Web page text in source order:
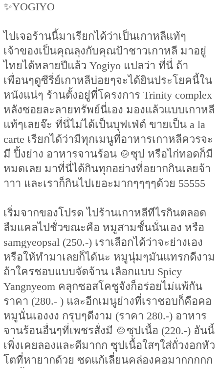
✨YOGIYO
ไปเจอร้านนี้มาเรียกได้ว่าเป็นเกาหลีแท้ๆ
เจ้าของเป็นคุณลุงกับคุณป้าชาวเกาหลี มาอยู่
ไทยได้หลายปีแล้ว Yogiyo แปลว่า ที่นี่ ถ้า
เพื่อนๆดูซีรี่ย์เกาหลีบ่อยๆจะได้ยินประโยคนี้ใน
หนังแน่ๆ ร้านตั้งอยู่ที่โครงการ Trinity complex
หลังซอยละลายทรัพย์นี่เอง มองแล้วแบบเกาหลี
แท้ๆเลยจ๊ะ ที่นี่ไม่ได้เป็นบุฟเฟ่ต์ ขายเป็น a la
carte เรียกได้ว่ามีทุกเมนูที่อาหารเกาหลีควรจะ
มี ปิ้งย่าง อาหารจานร้อน 🍲ซุป หรือไก่ทอดก็มี
หมดเลย มาที่นี่ได้กินทุกอย่างที่อยากกินเลยจ้า
าาา และเราก็กินไปเยอะมากๆๆๆๆด้วย 55555
เริ่มจากของโปรด ไปร้านเกาหลีทีไรกินตลอด
ลืมแคลไปชั่วขณะคือ หมูสามชั้นนั่นเอง หรือ
samgyeopsal (250.-) เราเลือกได้ว่าจะย่างเอง
หรือให้ทำมาเลยก็ได้นะ หมูนุ่มๆมันแทรกดีงาม
ถ้าใครชอบแบบจัดจ้าน เลือกแบบ Spicy
Yangnyeom คลุกซอสโคชูจังก็อร่อยไม่แพ้กัน
ราคา (280.- ) และอีกเมนูย่างที่เราชอบก็คือคอ
หมูนั่นเองงง กรุบๆดีงาม (ราคา 280.-) อาหาร
จานร้อนอื่นๆที่เพชรสั่งมี 🍲ซุปเนื้อ (220.-) อันนี้
เพิ่งเคยลองและดีมากก ซุปเนื้อใสๆใส่ถั่วงอกหัว
โตที่หายากด้วย ซดแก้เลี่ยนคล่องคอมากกกกก